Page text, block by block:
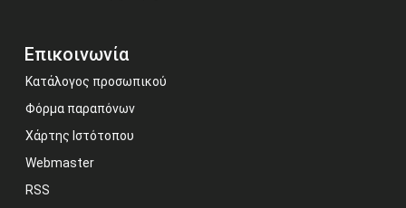
Επικοινωνία
Κατάλογος προσωπικού
Φόρμα παραπόνων
Χάρτης Ιστότοπου
Webmaster
RSS